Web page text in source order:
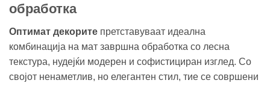
обработка
Оптимат декорите претставуваат идеална
комбинација на мат завршна обработка со лесна
текстура, нудејќи модерен и софистициран изглед. Со
својот ненаметлив, но елегантен стил, тие се совршени